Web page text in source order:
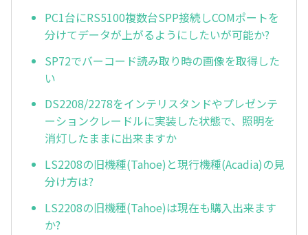
PC1台にRS5100複数台SPP接続しCOMポートを
分けてデータが上がるようにしたいが可能か?
SP72でバーコード読み取り時の画像を取得した
い
DS2208/2278をインテリスタンドやプレゼンテ
ーションクレードルに実装した状態で、照明を
消灯したままに出来ますか
LS2208の旧機種(Tahoe)と現行機種(Acadia)の見
分け方は?
LS2208の旧機種(Tahoe)は現在も購入出来ます
か?